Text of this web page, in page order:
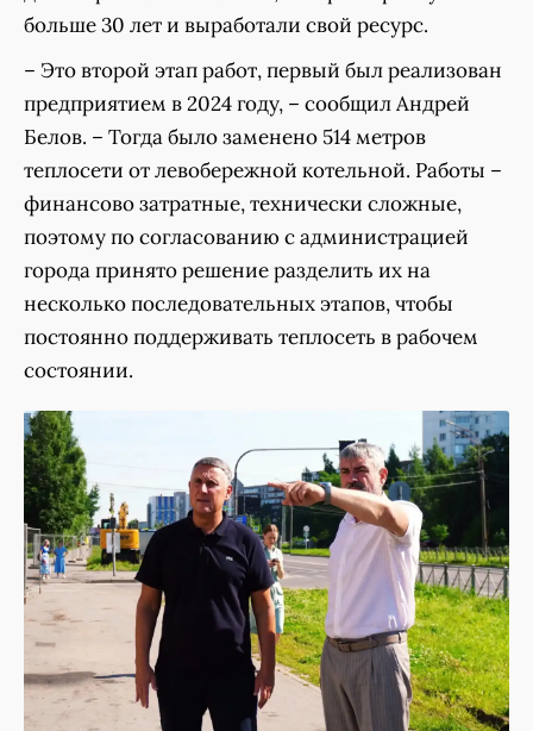
больше 30 лет и выработали свой ресурс.
– Это второй этап работ, первый был реализован
предприятием в 2024 году, – сообщил Андрей
Белов. – Тогда было заменено 514 метров
теплосети от левобережной котельной. Работы –
финансово затратные, технически сложные,
поэтому по согласованию с администрацией
города принято решение разделить их на
несколько последовательных этапов, чтобы
постоянно поддерживать теплосеть в рабочем
состоянии.